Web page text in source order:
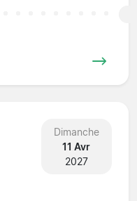
Dimanche
11 Avr
2027